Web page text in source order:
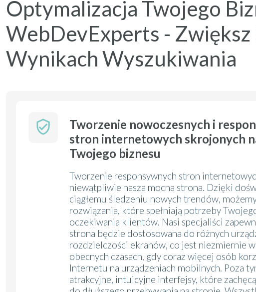
Optymalizacja Twojego
WebDevExperts - Zwiększ
Wynikach Wyszukiwania
Tworzenie nowoczesnych i
stron internetowych skrojonych
Twojego biznesu
Tworzenie responsywnych stron
niewątpliwie nasza mocna strona. Dzięki
ciągłemu śledzeniu nowych trendów,
rozwiązania, które spełniają potrzeby
oczekiwania klientów. Nasi specjaliści
strona będzie dostosowana do różnych
rozdzielczości ekranów, co jest niezmiernie
obecnych czasach, gdy coraz więcej osób
Internetu na urządzeniach mobilnych. Poza
atrakcyjne, intuicyjne interfejsy, które